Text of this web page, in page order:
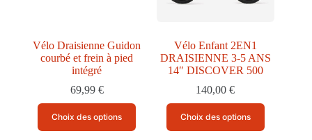
produit
Vélo Draisienne Guidon
courbé et frein à pied
intégré
69,99 €
Choix des options
produit
a
Vélo Enfant 2EN1
DRAISIENNE 3-5 ANS
14″ DISCOVER 500
140,00€
Choix des options
produit
a